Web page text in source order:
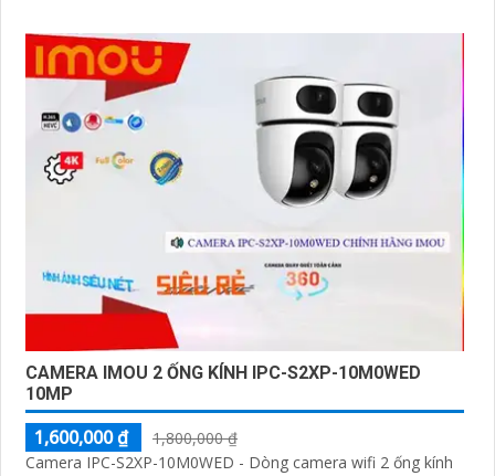
CAMERA IMOU 2 ỐNG KÍNH IPC-S2XP-10M0WED
10MP
1,600,000 ₫
1,800,000 ₫
Camera IPC-S2XP-10M0WED - Dòng camera wifi 2 ống kính